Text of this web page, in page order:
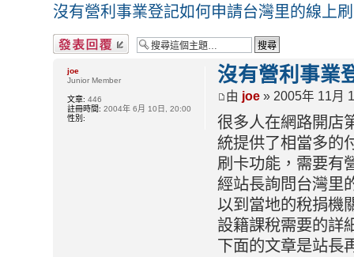
沒有營利事業登記如何申請台灣里的線上
發表回覆
沒有營利事業
由 joe » 2005年 11月
很多人在網路開店
統提供了相當多的
刷卡功能，需要有
經站長詢問台灣里
以到當地的稅捐機
設籍課稅需要的詳
下面的文章是站長
joe
Junior Member
文章: 446
註冊時間: 2004年 6月 10日, 20:00
性別: